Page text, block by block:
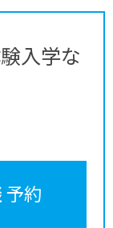
入学な
予約